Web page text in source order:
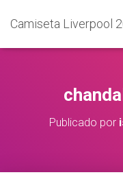
Camiseta Liverpool
Publicado por